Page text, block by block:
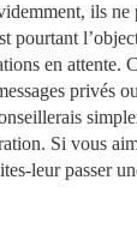
ils ne
pourtant
en attente.
privés
Si vous
leur passer